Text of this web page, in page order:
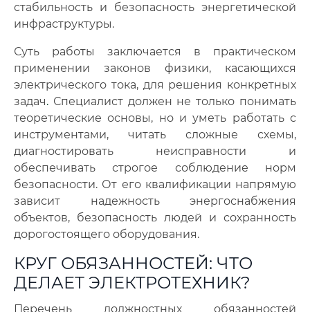
стабильность и безопасность энергетической
инфраструктуры.
Суть работы заключается в практическом
применении законов физики, касающихся
электрического тока, для решения конкретных
задач. Специалист должен не только понимать
теоретические основы, но и уметь работать с
инструментами, читать сложные схемы,
диагностировать неисправности и
обеспечивать строгое соблюдение норм
безопасности. От его квалификации напрямую
зависит надежность энергоснабжения
объектов, безопасность людей и сохранность
дорогостоящего оборудования.
КРУГ ОБЯЗАННОСТЕЙ: ЧТО
ДЕЛАЕТ ЭЛЕКТРОТЕХНИК?
Перечень должностных обязанностей